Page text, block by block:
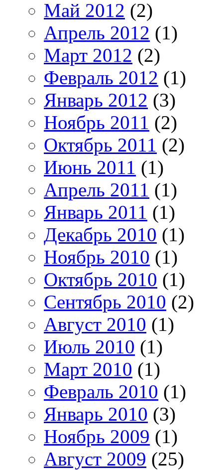
Май 2012 (2)
Апрель 2012 (1)
Март 2012 (2)
Февраль 2012 (1)
Январь 2012 (3)
Ноябрь 2011 (2)
Октябрь 2011 (2)
Июнь 2011 (1)
Апрель 2011 (1)
Январь 2011 (1)
Декабрь 2010 (1)
Ноябрь 2010 (1)
Октябрь 2010 (1)
Сентябрь 2010 (2)
Август 2010 (1)
Июль 2010 (1)
Март 2010 (1)
Февраль 2010 (1)
Январь 2010 (3)
Ноябрь 2009 (1)
Август 2009 (25)